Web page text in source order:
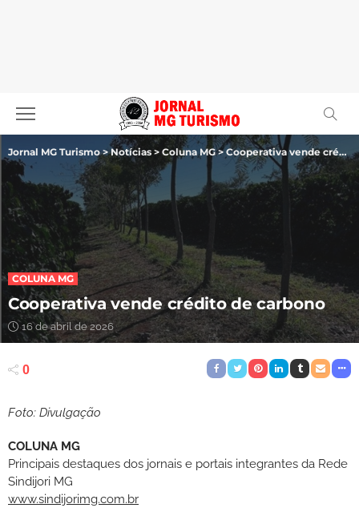
Jornal MG Turismo>Notícias > Coluna MG>Cooperativa vende crédito de carbono
COLUNA MG
Cooperativa vende crédito de carbono
16 de abril de 2026
0
Foto: Divulgação
COLUNA MG
Principais destaques dos jornais e portais integrantes da Rede
Sindijori MG
www.sindijorimg.com.br